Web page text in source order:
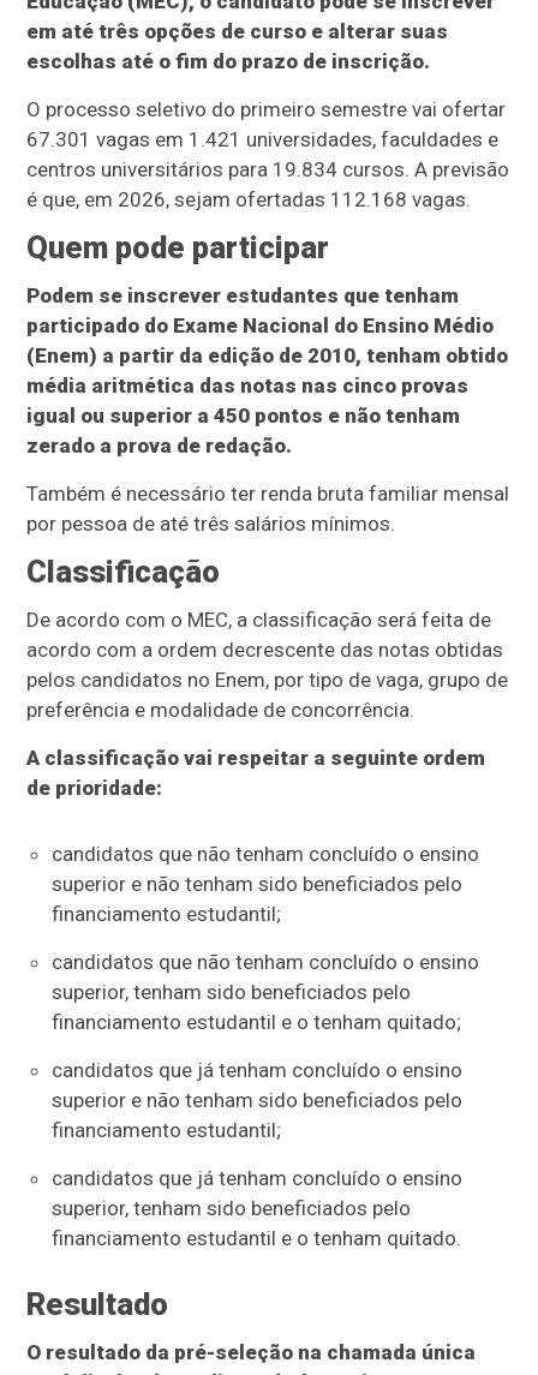
em até três opções de curso e alterar suas
escolhas até o fim do prazo de inscrição.
O processo seletivo do primeiro semestre vai ofertar
67.301 vagas em 1.421 universidades, faculdades e
centros universitários para 19.834 cursos. A previsão
é que, em 2026, sejam ofertadas 112.168 vagas.
Quem pode participar
Podem se inscrever estudantes que tenham
participado do Exame Nacional do Ensino Médio
(Enem) a partir da edição de 2010, tenham obtido
média aritmética das notas nas cinco provas
igual ou superior a 450 pontos e não tenham
zerado a prova de redação.
Também é necessário ter renda bruta familiar mensal
por pessoa de até três salários mínimos.
Classificação
De acordo com o MEC, a classificação será feita de
acordo com a ordem decrescente das notas obtidas
pelos candidatos no Enem, por tipo de vaga, grupo de
preferência e modalidade de concorrência.
A classificação vai respeitar a seguinte ordem
de prioridade:
candidatos que não tenham concluído o ensino
superior e não tenham sido beneficiados pelo
financiamento estudantil;
candidatos que não tenham concluído o ensino
superior, tenham sido beneficiados pelo
financiamento estudantil e o tenham quitado;
candidatos que já tenham concluído o ensino
superior e não tenham sido beneficiados pelo
financiamento estudantil;
candidatos que já tenham concluído o ensino
superior, tenham sido beneficiados pelo
financiamento estudantil e o tenham quitado.
Resultado
O resultado da pré-seleção na chamada única